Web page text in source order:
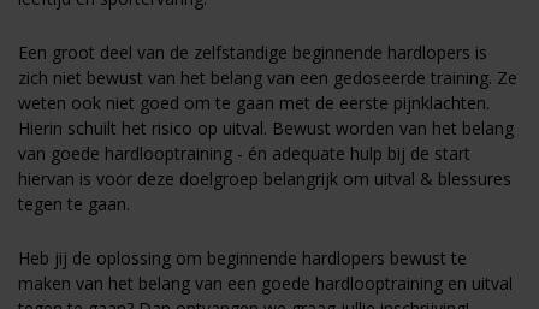
Een groot deel van de zelfstandige beginnende hardlopers is
zich niet bewust van het belang van een gedoseerde training. Ze
weten ook niet goed om te gaan met de eerste pijnklachten.
Hierin schuilt het risico op uitval. Bewust worden van het belang
van goede hardlooptraining - én adequate hulp bij de start
hiervan is voor deze doelgroep belangrijk om uitval & blessures
tegen te gaan.
Heb jij de oplossing om beginnende hardlopers bewust te
maken van het belang van een goede hardlooptraining en uitval